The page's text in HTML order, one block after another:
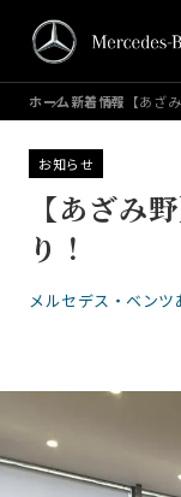
ホーム新着情報 【あざ
お知らせ
【あざみ
り！
メルセデス・ベンツ